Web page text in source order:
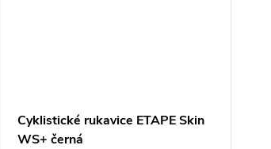
Cyklistické rukavice ETAPE Skin
WS+ černá